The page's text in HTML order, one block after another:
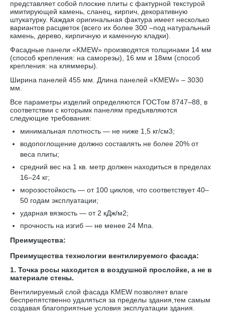
представляет собой плоские плиты с фактурной текстурой
имитирующей камень, сланец, кирпич, декоративную
штукатурку. Каждая оригинальная фактура имеет несколько
вариантов расцветок (всего их более 300 –под натуральный
камень, дерево, кирпичную и каменную кладки).
Фасадные панели «KMEW» производятся толщинами 14 мм
(способ крепления: на саморезы), 16 мм и 18мм (способ
крепления: на кляммеры).
Ширина панелей 455 мм. Длина панелей «KMEW» – 3030
мм.
Все параметры изделий определяются ГОСТом 8747–88, в
соответствии с которымк панелям предъявляются
следующие требования:
минимальная плотность — не ниже 1,5 кг/см3;
водопоглощение должно составлять не более 20% от
веса плиты;
средний вес на 1 кв. метр должен находиться в пределах
16–24 кг;
морозостойкость — от 100 циклов, что соответствует 40–
50 годам эксплуатации;
ударная вязкость — от 2 кДж/м2;
прочность на изгиб — не менее 24 Мпа.
Преимущества:
Преимущества технологии вентилируемого фасада:
1. Точка росы находится в воздушной прослойке, а не в
материале стены.
Вентилируемый слой фасада KMEW позволяет влаге
беспрепятственно удаляться за пределы здания,тем самым
создавая благоприятные условия эксплуатации здания.